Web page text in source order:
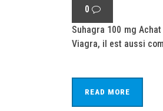
0
Suhagra 100 mg
Viagra, il est aussi
READ MORE